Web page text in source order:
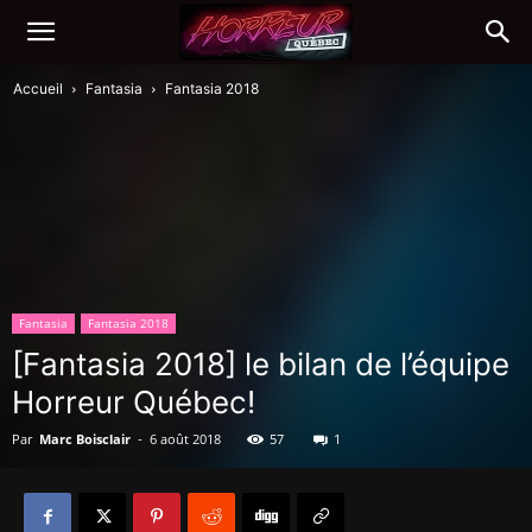
Accueil Fantasia Fantasia 2018
Fantasia Fantasia 2018
[Fantasia 2018] le bilan de l’équipe
Horreur Québec!
Par Marc Boisclair - 6 août 2018 57 1